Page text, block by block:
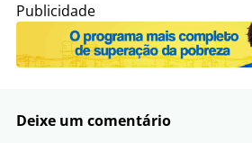
Publicidade
Deixe um comentário